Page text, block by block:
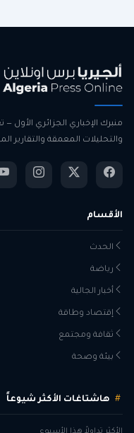
منبرك الإخباري الجزائري الأول
والتحليلات المعمقة والتقارير
الأقسام
الحدث
رياضة
أخبار الجالية
إقتصاد وطاقة
ثقافة ومجتمع
بيئة وصحة
هاشتاغات الأكثر شيوعاً